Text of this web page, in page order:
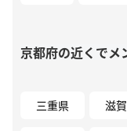
京都府の近くでメ
三重県 滋